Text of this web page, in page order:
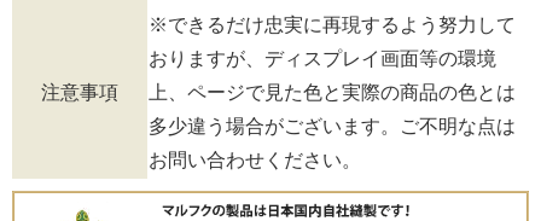
注意事項
※できるだけ忠実に再現するよう努力して
おりますが、ディスプレイ画面等の環境
上、ページで見た色と実際の商品の色とは
多少違う場合がございます。ご不明な点は
お問い合わせください。